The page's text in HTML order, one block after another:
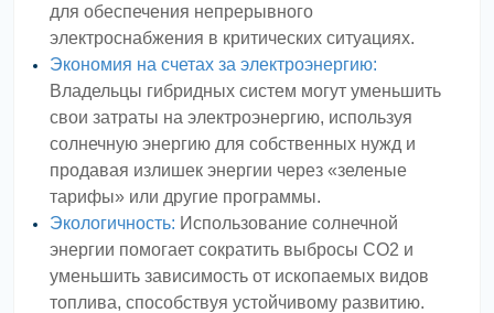
для обеспечения непрерывного
электроснабжения в критических ситуациях.
Экономия на счетах за электроэнергию:
Владельцы гибридных систем могут уменьшить
свои затраты на электроэнергию, используя
солнечную энергию для собственных нужд и
продавая излишек энергии через «зеленые
тарифы» или другие программы.
Экологичность: Использование солнечной
энергии помогает сократить выбросы CO2 и
уменьшить зависимость от ископаемых видов
топлива, способствуя устойчивому развитию.